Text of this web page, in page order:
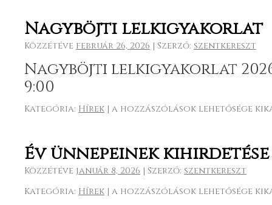
bejegyzéshez
Nagyböjti lelkigyakorlat
Közzétéve február 26, 2026 | Szerző: szentkereszt
Nagyböjti lelkigyakorlat
9:00
Kategória: Hírek | Nagyböjti
a hozzászólások lehetősége
Év ünnepeinek kihirdetése
Közzétéve január 8, 2026 | Szerző: szentkereszt
Kategória: Hírek | Év
a hozzászólások lehetősége